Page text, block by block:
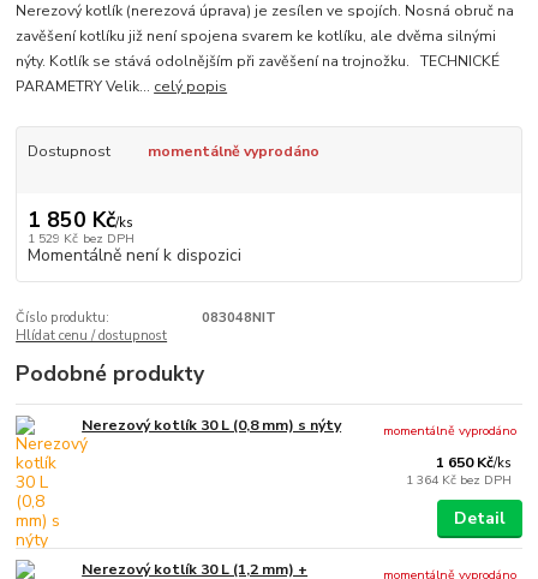
Nerezový kotlík (nerezová úprava) je zesílen ve spojích. Nosná obruč na
zavěšení kotlíku již není spojena svarem ke kotlíku, ale dvěma silnými
nýty. Kotlík se stává odolnějším při zavěšení na trojnožku. TECHNICKÉ
PARAMETRY Velik... celý popis
Dostupnost momentálně vyprodáno
1 850 Kč/ks
1 529 Kč bez DPH
Momentálně není k dispozici
Číslo produktu:
083048NIT
Hlídat cenu / dostupnost
Podobné produkty
Nerezový kotlík 30 L (0,8 mm) s nýty
1 650 Kč/ks
1 364 Kč bez DPH
momentálně vyprodáno
Detail
Nerezový kotlík 30 L (1,2 mm) +
momentálně vyprodáno